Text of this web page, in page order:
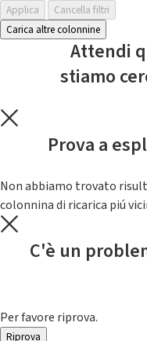
Applica
Cancella filtri
Carica altre colonnine
Attendi
stiamo
Prova a
Non abbiamo trovato
colonnina di ricarica piú
C'è un
Per favore riprova.
Riprova